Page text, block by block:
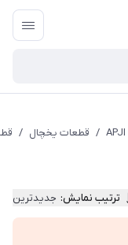
/ قطعات یخچال /
ترتیب نمایش: جدیدترین